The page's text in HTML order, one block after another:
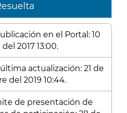
en el Portal: 10
2017 13:00.
actualización: 21 de
del 2019 10:44.
de presentación de